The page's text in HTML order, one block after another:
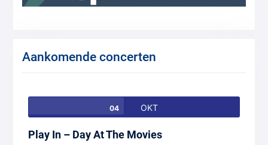
Aankomende concerten
04 OKT
Play In – Day At The Movies